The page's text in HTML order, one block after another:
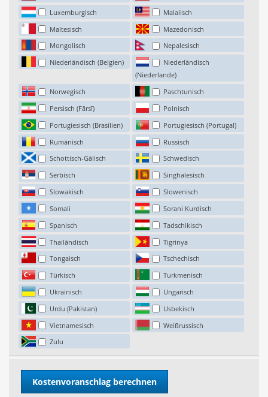
Luxemburgisch
Malaiisch
Maltesisch
Mazedonisch
Mongolisch
Nepalesisch
Niederländisch (Belgien)
Niederländisch
(Niederlande)
Norwegisch
Paschtunisch
Persisch (Fārsī)
Polnisch
Portugiesisch (Brasilien)
Portugiesisch (Portugal)
Rumänisch
Russisch
Schottisch-Gälisch
Schwedisch
Serbisch
Singhalesisch
Slowakisch
Slowenisch
Somali
Sorani Kurdisch
Spanisch
Tadschikisch
Thailändisch
Tigrinya
Tongaisch
Tschechisch
Türkisch
Turkmenisch
Ukrainisch
Ungarisch
Urdu (Pakistan)
Usbekisch
Vietnamesisch
Weißrussisch
Zulu